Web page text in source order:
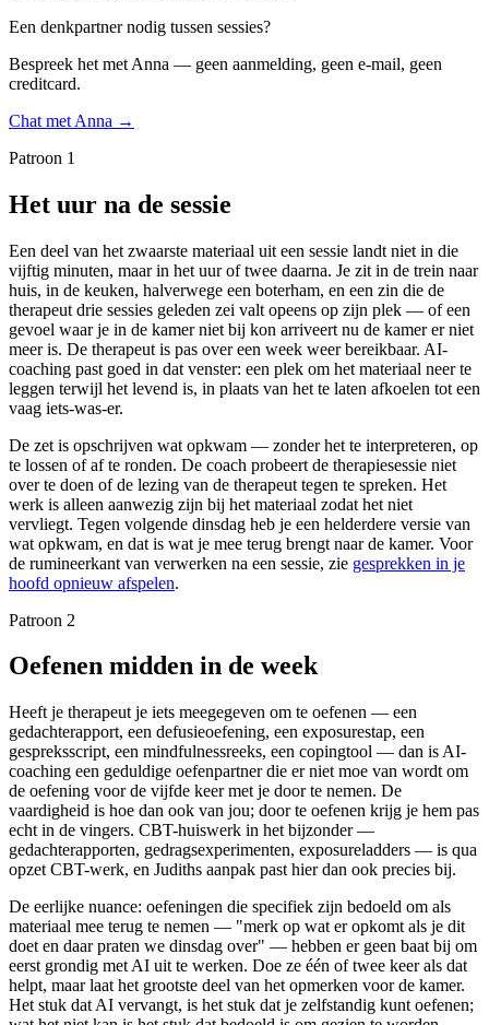
Een denkpartner nodig tussen sessies?
Bespreek het met Anna — geen aanmelding, geen e-mail, geen
creditcard.
Chat met Anna →
Patroon 1
Het uur na de sessie
Een deel van het zwaarste materiaal uit een sessie landt niet in die
vijftig minuten, maar in het uur of twee daarna. Je zit in de trein naar
huis, in de keuken, halverwege een boterham, en een zin die de
therapeut drie sessies geleden zei valt opeens op zijn plek — of een
gevoel waar je in de kamer niet bij kon arriveert nu de kamer er niet
meer is. De therapeut is pas over een week weer bereikbaar. AI-
coaching past goed in dat venster: een plek om het materiaal neer te
leggen terwijl het levend is, in plaats van het te laten afkoelen tot een
vaag iets-was-er.
De zet is opschrijven wat opkwam — zonder het te interpreteren, op
te lossen of af te ronden. De coach probeert de therapiesessie niet
over te doen of de lezing van de therapeut tegen te spreken. Het
werk is alleen aanwezig zijn bij het materiaal zodat het niet
vervliegt. Tegen volgende dinsdag heb je een helderdere versie van
wat opkwam, en dat is wat je mee terug brengt naar de kamer. Voor
de rumineerkant van verwerken na een sessie, zie gesprekken in je
hoofd opnieuw afspelen.
Patroon 2
Oefenen midden in de week
Heeft je therapeut je iets meegegeven om te oefenen — een
gedachterapport, een defusieoefening, een exposurestap, een
gespreksscript, een mindfulnessreeks, een copingtool — dan is AI-
coaching een geduldige oefenpartner die er niet moe van wordt om
de oefening voor de vijfde keer met je door te nemen. De
vaardigheid is hoe dan ook van jou; door te oefenen krijg je hem pas
echt in de vingers. CBT-huiswerk in het bijzonder —
gedachterapporten, gedragsexperimenten, exposureladders — is qua
opzet CBT-werk, en Judiths aanpak past hier dan ook precies bij.
De eerlijke nuance: oefeningen die specifiek zijn bedoeld om als
materiaal mee terug te nemen — "merk op wat er opkomt als je dit
doet en daar praten we dinsdag over" — hebben er geen baat bij om
eerst grondig met AI uit te werken. Doe ze één of twee keer als dat
helpt, maar laat het grootste deel van het opmerken voor de kamer.
Het stuk dat AI vervangt, is het stuk dat je zelfstandig kunt oefenen;